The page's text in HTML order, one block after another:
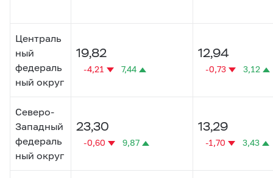
Централь
ный
федераль
ный округ
19,82
-4,21 7,44
12,94
-0,73 3,12
Северо-
Западный
федераль
ный округ
23,30
-0,60 9,87
13,29
-1,70 3,43